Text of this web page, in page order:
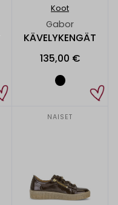
Koot
Gabor
KÄVELYKENGÄT
135,00 €
NAISET